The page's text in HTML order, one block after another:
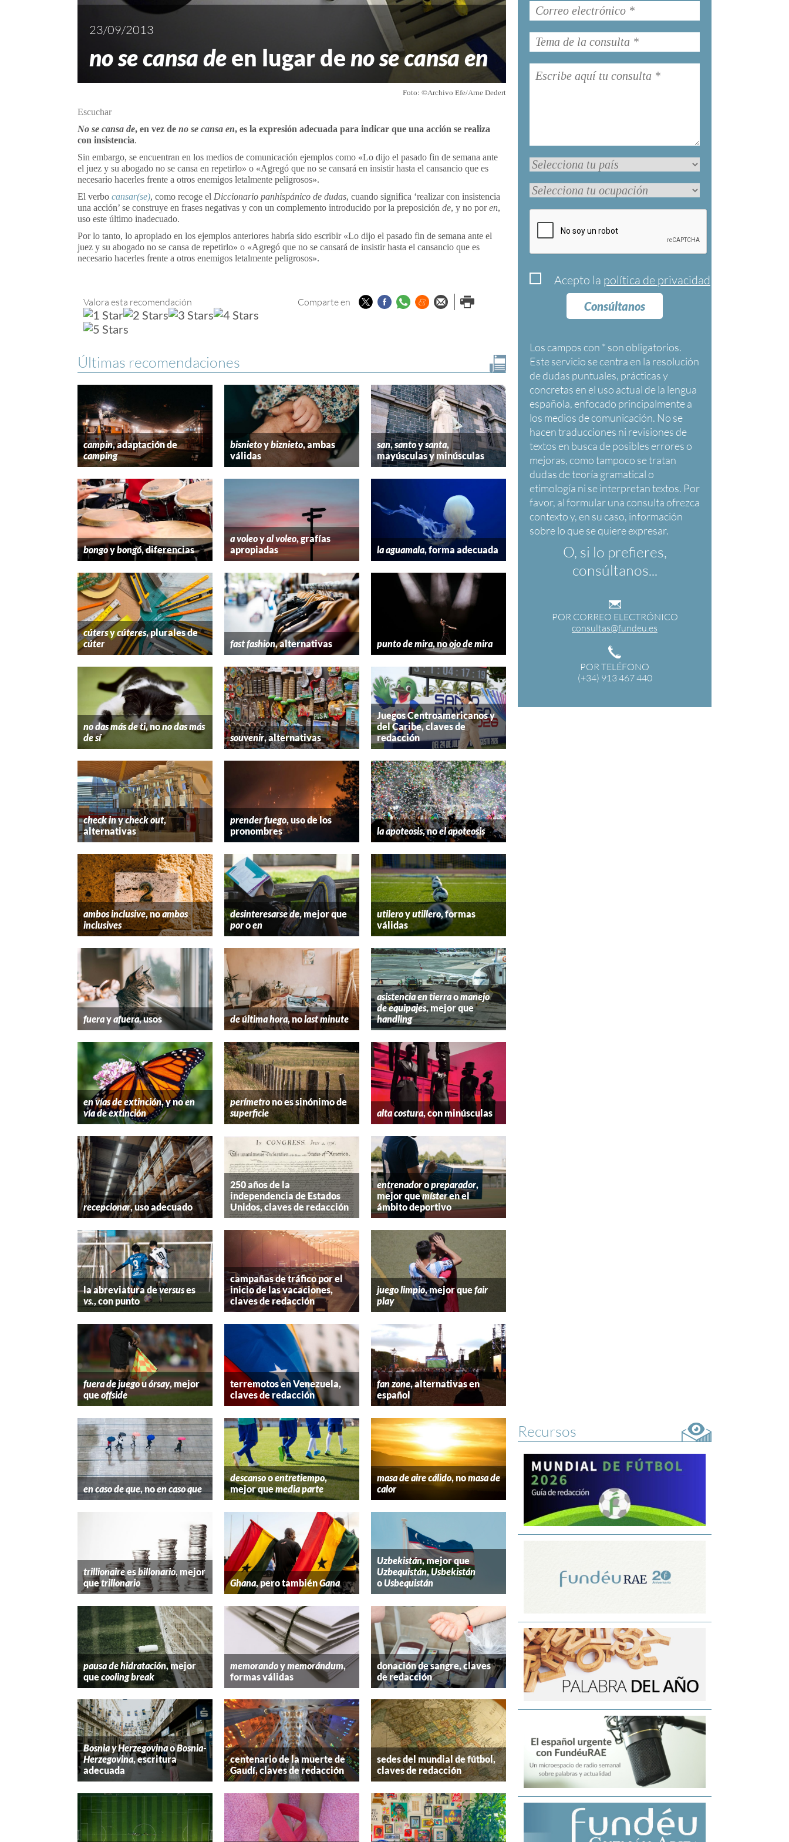
Acepto la política de privacidad
Consúltanos
Los campos con * son obligatorios
O, si lo prefieres,
consúltanos...
POR CORREO ELECTRÓNICO
consultas@fundeu.es
POR TELÉFONO
(+34) 913 467 440
23/09/2013
no se cansa deen lugar de no se cansa en
Foto: ©Archivo Efe/Arne Dedert
Escuchar
No se cansa de, en vez de no se cansa en, es la expresión adecuada para indicar que una acción se realiza
con insistencia.
Sin embargo, se encuentran en los medios de comunicación ejemplos como «Lo dijo el pasado fin de semana ante
el juez y su abogado no se cansa en repetirlo» o «Agregó que no se cansará en insistir hasta el cansancio que es
necesario hacerles frente a otros enemigos letalmente peligrosos».
El verbo cansar(se), como recoge el Diccionario panhispánico de dudas, cuando significa ‘realizar con insistencia
una acción’ se construye en frases negativas y con un complemento introducido por la preposición de, y no poren,
uso este último inadecuado.
Por lo tanto, lo apropiado en los ejemplos anteriores habría sido escribir «Lo dijo el pasado fin de semana ante el
juez y su abogado no se cansa de repetirlo» o «Agregó que no se cansará de insistir hasta el cansancio que es
necesario hacerles frente a otros enemigos letalmente peligrosos».
Valora esta recomendación Comparte en TwitterFacebook
Whatsapp
Menéame
Enviar porImprimir
Últimas recomendaciones
campin, adaptación de
camping
bisnietoybiznieto, ambas
válidas
san,santoysanta,
mayúsculas y minúsculas
bongoybongó, diferencias
a voleoyal voleo, grafías
apropiadas
la aguamala, forma adecuada
cútersycúteres, plurales de
cúter
fast fashion, alternativas punto de mira, noojo de mira
no das más de ti, nono das más
de sí
souvenir, alternativas
Juegos Centroamericanos y
del Caribe, claves de
redacción
check inycheck out,
alternativas
prender fuego, uso de los
pronombres
la apoteosis, noel apoteosis
ambos inclusive, noambos
inclusives
desinteresarse de, mejor que
poroen
utileroyutillero, formas
válidas
fuerayafuera, usos de última hora, nolast minute
asistencia en tierraomanejo
de equipajes, mejor que
handling
en vías de extinción, y noen
vía de extinción
perímetrono es sinónimo de
superficie
alta costura, con minúsculas
recepcionar, uso adecuado
250 años de la
independencia de Estados
Unidos, claves de redacción
entrenadoropreparador,
mejor quemísteren el
ámbito deportivo
la abreviatura deversuses
vs., con punto
campañas de tráfico por el
inicio de las vacaciones,
claves de redacción
juego limpio, mejor quefair
play
fuera de juegouórsay, mejor
queoffside
terremotos en Venezuela,
claves de redacción
fan zone, alternativas en
español
en caso de que, noen caso que
descansooentretiempo,
mejor quemedia parte
masa de aire cálido, nomasa de
calor
trillionaireesbillonario, mejor
quetrillonario Ghana, pero tambiénGana
Uzbekistán, mejor que
Uzbequistán,Usbekistán
oUsbequistán
pausa de hidratación, mejor
quecooling break
memorandoymemorándum,
formas válidas
donación de sangre, claves
de redacción
Bosnia y HerzegovinaoBosnia-
Herzegovina, escritura
adecuada
centenario de la muerte de
Gaudí, claves de redacción
sedes del mundial de fútbol,
claves de redacción
Recursos